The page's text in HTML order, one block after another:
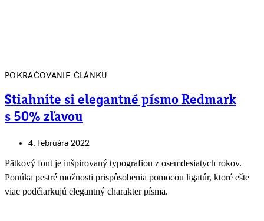
POKRAČOVANIE ČLÁNKU
Stiahnite si elegantné písmo Redmark
s 50% zľavou
4. februára 2022
Pätkový font je inšpirovaný typografiou z osemdesiatych rokov.
Ponúka pestré možnosti prispôsobenia pomocou ligatúr, ktoré ešte
viac podčiarkujú elegantný charakter písma.